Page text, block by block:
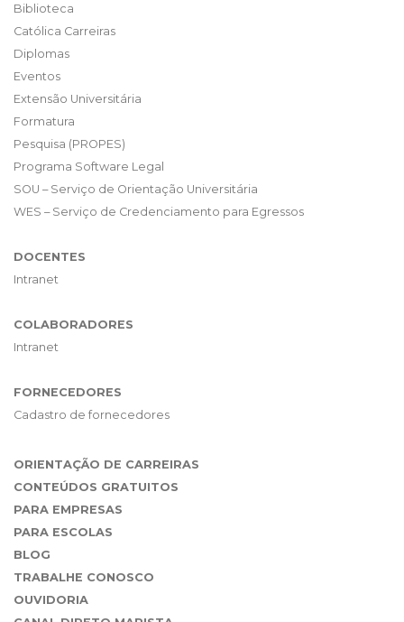
Biblioteca
Católica Carreiras
Diplomas
Eventos
Extensão Universitária
Formatura
Pesquisa (PROPES)
Programa Software Legal
SOU – Serviço de Orientação Universitária
WES – Serviço de Credenciamento para Egressos
DOCENTES
Intranet
COLABORADORES
Intranet
FORNECEDORES
Cadastro de fornecedores
ORIENTAÇÃO DE CARREIRAS
CONTEÚDOS GRATUITOS
PARA EMPRESAS
PARA ESCOLAS
BLOG
TRABALHE CONOSCO
OUVIDORIA